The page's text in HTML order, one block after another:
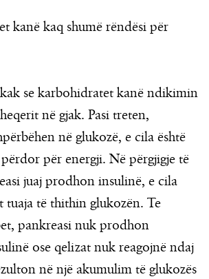
kanë kaq shumë rëndësi për
se karbohidratet kanë ndikimin
në gjak. Pasi treten,
në glukozë, e cila është
për energji. Në përgjigje të
juaj prodhon insulinë, e cila
të thithin glukozën. Te
pankreasi nuk prodhon
ose qelizat nuk reagojnë ndaj
në një akumulim të glukozës